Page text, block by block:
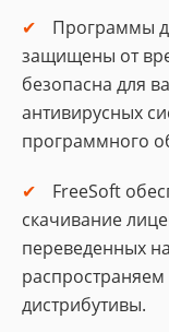
Программы
защищены от
безопасна для
антивирусных
программного
FreeSoft
скачивание
переведенных
дистрибутивы.